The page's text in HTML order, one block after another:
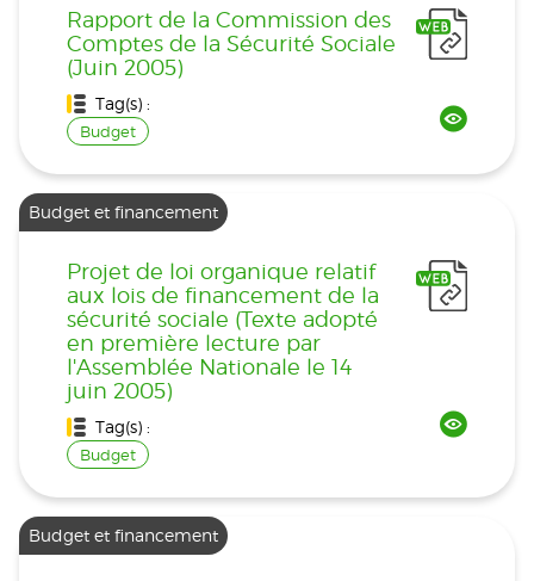
Rapport de la Commission des
Comptes de la Sécurité Sociale
(Juin 2005)
Tag(s) :
Budget
Budget et financement
Projet de loi organique relatif
aux lois de financement de la
sécurité sociale (Texte adopté
en première lecture par
l'Assemblée Nationale le 14
juin 2005)
Tag(s) :
Budget
Budget et financement